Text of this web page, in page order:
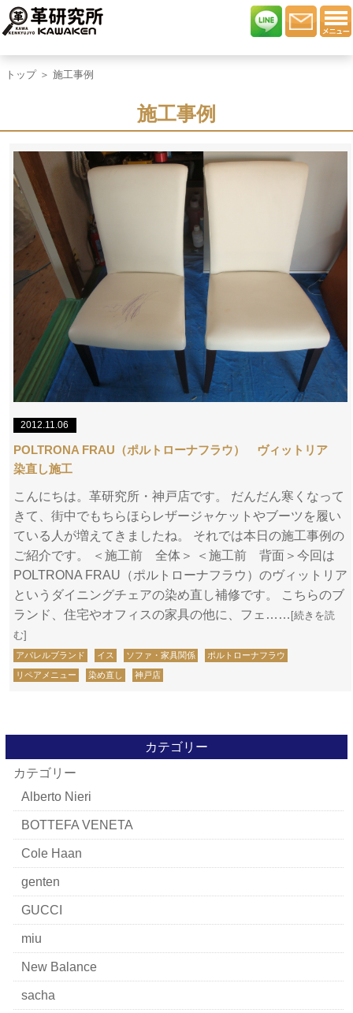
トップ＞ 施工事例
施工事例
2012.11.06
POLTRONA FRAU（ポルトローナフラウ） ヴィットリア
染直し施工
こんにちは。革研究所・神戸店です。 だんだん寒くなって
きて、街中でもちらほらレザージャケットやブーツを履い
ている人が増えてきましたね。 それでは本日の施工事例の
ご紹介です。 ＜施工前 全体＞ ＜施工前 背面＞今回は
POLTRONA FRAU（ポルトローナフラウ）のヴィットリア
というダイニングチェアの染め直し補修です。 こちらのブ
ランド、住宅やオフィスの家具の他に、フェ…… [続きを読
む]
アパレルブランド イス ソファ・家具関係 ポルトローナフラウ
リペアメニュー 染め直し 神戸店
カテゴリー
カテゴリー
Alberto Nieri
BOTTEFA VENETA
Cole Haan
genten
GUCCI
miu
New Balance
sacha